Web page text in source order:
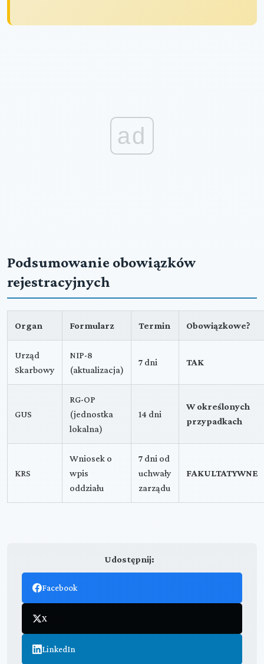
ad
Podsumowanie obowiązków
rejestracyjnych
Organ Formularz Termin Obowiązkowe?
Urząd
Skarbowy
NIP-8
(aktualizacja)
7 dni TAK
GUS
RG-OP
(jednostka
lokalna)
14 dni
W określonych
przypadkach
KRS
Wniosek o
wpis
oddziału
7 dni od
uchwały
zarządu
FAKULTATYWNE
Udostępnij:
Facebook
X
LinkedIn